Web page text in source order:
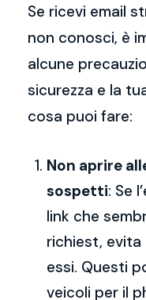
Se ricevi email
non conosci, è
alcune
sicurezza e la
cosa puoi fare:
Non aprire
sospetti: Se
link che
richiest, evita
essi. Questi
veicoli per il